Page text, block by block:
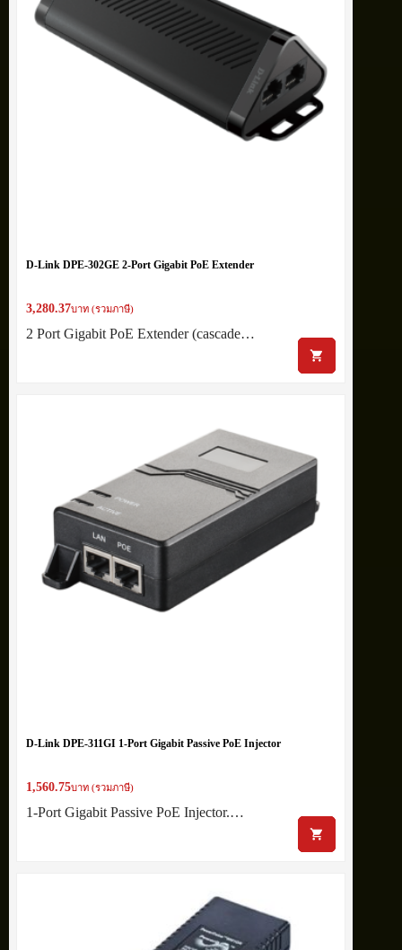
D-Link DPE-302GE 2-Port Gigabit PoE Extender
3,280.37บาท (รวมภาษี)
2 Port Gigabit PoE Extender (cascade…
D-Link DPE-311GI 1-Port Gigabit Passive PoE Injector
1,560.75บาท (รวมภาษี)
1-Port Gigabit Passive PoE Injector.…